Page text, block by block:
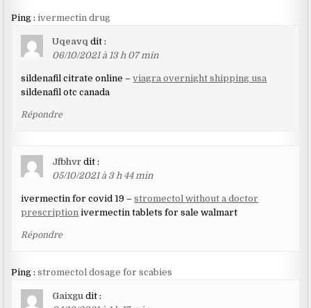
Ping :ivermectin drug
Uqeavq dit :
06/10/2021 à 13 h 07 min
sildenafil citrate online –viagra overnight shipping usa
sildenafil otc canada
Répondre
Jfbhvr dit :
05/10/2021 à 3 h 44 min
ivermectin for covid 19 –stromectol without a doctor
prescription ivermectin tablets for sale walmart
Répondre
Ping :stromectol dosage for scabies
Gaixgu dit :